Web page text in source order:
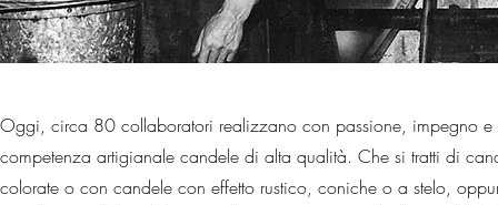
Oggi, circa 80 collaboratori realizzano con passione, impegno e
competenza artigianale candele di alta qualità. Che si tratti di
colorate o con candele con effetto rustico, coniche o a stelo,